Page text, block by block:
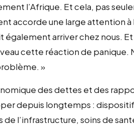
l’Afrique. Et cela, pas
accorde une large attention à
arriver chez nous. Et
cette réaction de panique.
»
des dettes et des
depuis longtemps :
de l’infrastructure, soins de